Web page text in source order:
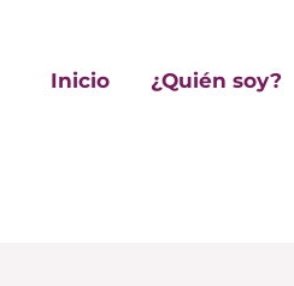
Inicio ¿Quién soy?